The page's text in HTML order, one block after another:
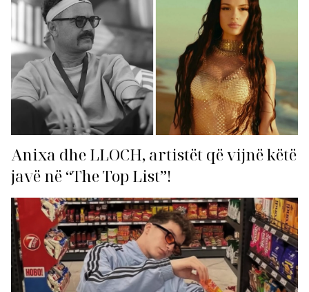
Anixa dhe LLOCH, artistët që vijnë këtë
javë në “The Top List”!